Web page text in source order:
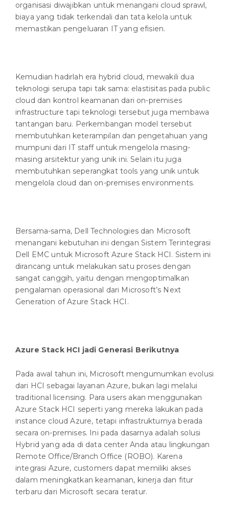
organisasi diwajibkan untuk menangani cloud sprawl,
biaya yang tidak terkendali dan tata kelola untuk
memastikan pengeluaran IT yang efisien.
Kemudian hadirlah era hybrid cloud, mewakili dua
teknologi serupa tapi tak sama: elastisitas pada public
cloud dan kontrol keamanan dari on-premises
infrastructure tapi teknologi tersebut juga membawa
tantangan baru. Perkembangan model tersebut
membutuhkan keterampilan dan pengetahuan yang
mumpuni dari IT staff untuk mengelola masing-
masing arsitektur yang unik ini. Selain itu juga
membutuhkan seperangkat tools yang unik untuk
mengelola cloud dan on-premises environments.
Bersama-sama, Dell Technologies dan Microsoft
menangani kebutuhan ini dengan Sistem Terintegrasi
Dell EMC untuk Microsoft Azure Stack HCI. Sistem ini
dirancang untuk melakukan satu proses dengan
sangat canggih, yaitu dengan mengoptimalkan
pengalaman operasional dari Microsoft’s Next
Generation of Azure Stack HCI.
Azure Stack HCI jadi Generasi Berikutnya
Pada awal tahun ini, Microsoft mengumumkan evolusi
dari HCI sebagai layanan Azure, bukan lagi melalui
traditional licensing. Para users akan menggunakan
Azure Stack HCI seperti yang mereka lakukan pada
instance cloud Azure, tetapi infrastrukturnya berada
secara on-premises. Ini pada dasarnya adalah solusi
Hybrid yang ada di data center Anda atau lingkungan
Remote Office/Branch Office (ROBO). Karena
integrasi Azure, customers dapat memiliki akses
dalam meningkatkan keamanan, kinerja dan fitur
terbaru dari Microsoft secara teratur.